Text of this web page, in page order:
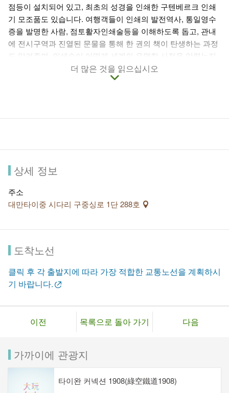
점등이 설치되어 있고, 최초의 성경을 인쇄한 구텐베르크 인쇄
기 모조품도 있습니다. 여행객들이 인쇄의 발전역사, 통일영수
증을 발명한 사람, 점토활자인쇄술등을 이해하도록 돕고, 관내
에 전시구역과 진열된 문물을 통해 한 권의 책이 탄생하는 과정
도 알려주며, 인쇄술이 어떻게 세계의 유명한 사적을 알렸는지
이 외에도, 타이완 인쇄 탐사관은 인쇄체험을 할 수 있어 온 가
수 있습니다. 참관을 원하거나, 체험수업을 하고자 하시면, 반드
더 많은 것을 읽으십시오
상세 정보
주소
대만타이중 시다리 구중싱로 1단 288호
도착노선
클릭 후 각 출발지에 따라 가장 적합한 교통노선을 계획하시
기 바랍니다.
이전 목록으로 돌아 가기 다음
가까이에 관광지
타이완 커넥션 1908(綠空鐵道1908)